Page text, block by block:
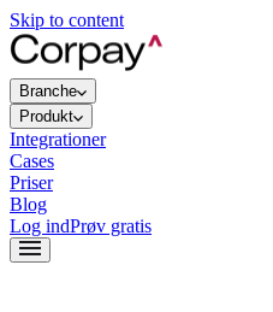
Skip to content
Branche
Produkt
Integrationer
Cases
Priser
Blog
Log indPrøv gratis